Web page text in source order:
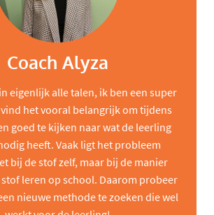
Coach Alyza
eigenlijk alle talen, ik ben een super
het vooral belangrijk om tijdens
goed te kijken naar wat de leerling
heeft. Vaak ligt het probleem
bij de stof zelf, maar bij de manier
leren op school. Daarom probeer
nieuwe methode te zoeken die wel